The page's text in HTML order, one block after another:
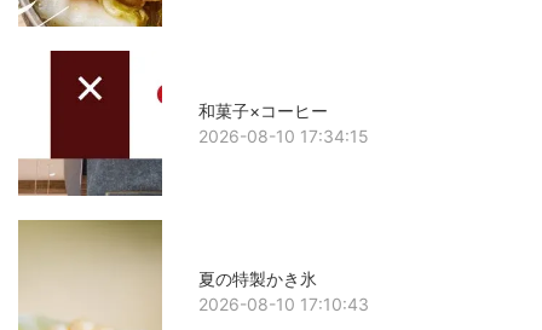
和菓子×コーヒー
2026-08-10 17:34:15
夏の特製かき氷
2026-08-10 17:10:43